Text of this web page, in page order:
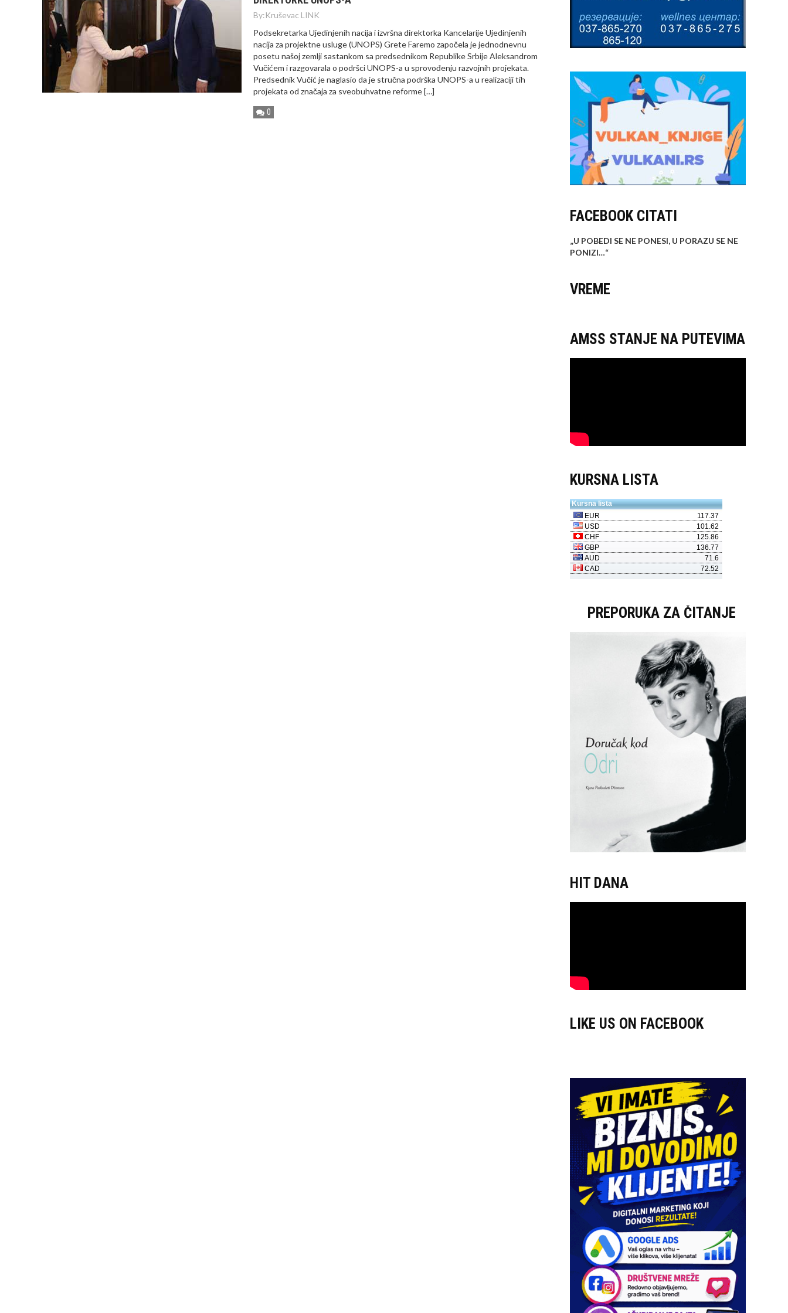
By:Kruševac LINK
Podsekretarka Ujedinjenih nacija i izvršna direktorka Kancelarije Ujedinjenih
nacija za projektne usluge (UNOPS) Grete Faremo započela je jednodnevnu
posetu našoj zemlji sastankom sa predsednikom Republike Srbije Aleksandrom
Vučićem i razgovarala o podršci UNOPS-a u sprovođenju razvojnih projekata.
Predsednik Vučić je naglasio da je stručna podrška UNOPS-a u realizaciji tih
projekata od značaja za sveobuhvatne reforme […]
0
FACEBOOK CITATI
„U POBEDI SE NE PONESI, U PORAZU SE NE
PONIZI…“
VREME
AMSS STANJE NA PUTEVIMA
KURSNA LISTA
PREPORUKA ZA ČITANJE
HIT DANA
LIKE US ON FACEBOOK